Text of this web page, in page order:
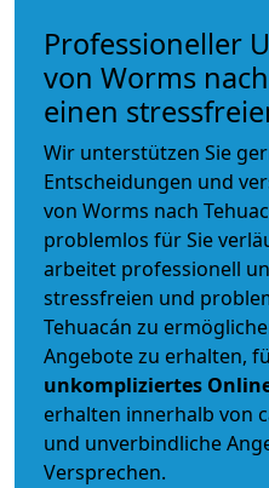
Professioneller
von Worms
einen
Wir unterstützen Sie
Entscheidungen und
von Worms nach
problemlos für Sie
arbeitet professionell
stressfreien und
Tehuacán zu
Angebote zu erhalten,
unkompliziertes
erhalten innerhalb von
und unverbindliche
Versprechen.